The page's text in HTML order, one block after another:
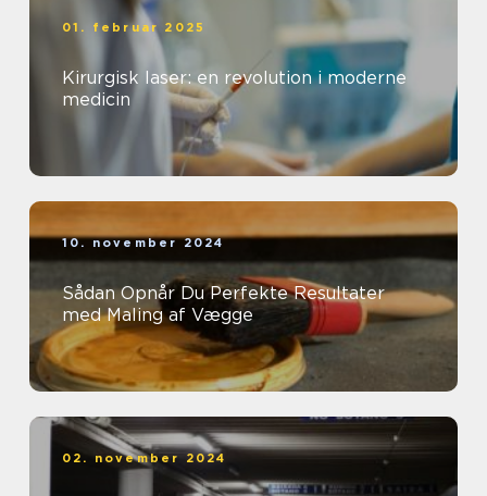
01. februar 2025
Kirurgisk laser: en revolution i moderne
medicin
10. november 2024
Sådan Opnår Du Perfekte Resultater
med Maling af Vægge
02. november 2024